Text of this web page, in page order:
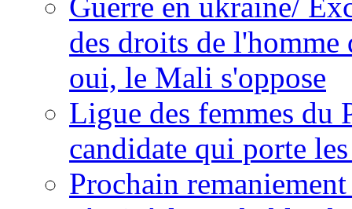
des droits de
oui, le Mali s'oppose
Ligue des femmes du
candidate qui porte
Prochain